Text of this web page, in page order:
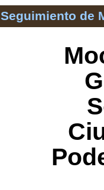
Seguimiento de